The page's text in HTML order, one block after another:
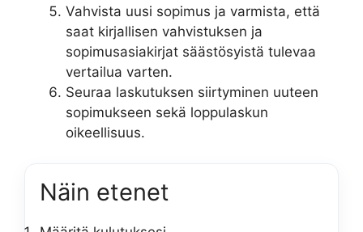
Vahvista uusi sopimus ja varmista, että
saat kirjallisen vahvistuksen ja
sopimusasiakirjat säästösyistä tulevaa
vertailua varten.
Seuraa laskutuksen siirtyminen uuteen
sopimukseen sekä loppulaskun
oikeellisuus.
Näin etenet